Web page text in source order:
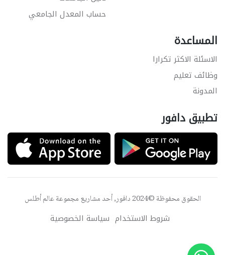
حساب المعدل الجامعي
المساعدة
الاسئلة الاكثر تكرارا
وظائف تعليم
المدونة
تطبيق دافور
الحقوق محفوظة ©2024 دافور, أحد مشاريع مجموعة عالم أطلس
شروط الاستخدام سياسة الخصوصية